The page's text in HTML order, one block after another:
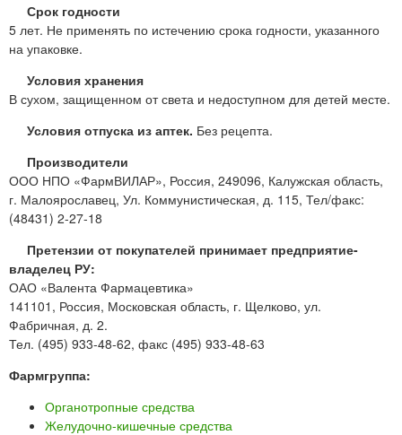
Срок годности
5 лет. Не применять по истечению срока годности, указанного
на упаковке.
Условия хранения
В сухом, защищенном от света и недоступном для детей месте.
Условия отпуска из аптек. Без рецепта.
Производители
ООО НПО «ФармВИЛАР», Россия, 249096, Калужская область,
г. Малоярославец, Ул. Коммунистическая, д. 115, Тел/факс:
(48431) 2-27-18
Претензии от покупателей принимает предприятие-
владелец РУ:
ОАО «Валента Фармацевтика»
141101, Россия, Московская область, г. Щелково, ул.
Фабричная, д. 2.
Тел. (495) 933-48-62, факс (495) 933-48-63
Фармгруппа:
Органотропные средства
Желудочно-кишечные средства